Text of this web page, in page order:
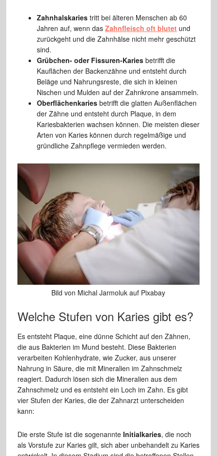
Zahnhalskariestritt bei älteren Menschen ab 60
Jahren auf, wenn das Zahnfleisch oft blutetund
zurückgeht und die Zahnhälse nicht mehr geschützt
sind.
Grübchen- oder Fissuren-Kariesbetrifft die
Kauflächen der Backenzähne und entsteht durch
Beläge und Nahrungsreste, die sich in kleinen
Nischen und Mulden auf der Zahnkrone ansammeln.
Oberflächenkariesbetrifft die glatten Außenflächen
der Zähne und entsteht durch Plaque, in dem
Kariesbakterien wachsen können. Die meisten dieser
Arten von Karies können durch regelmäßige und
gründliche Zahnpflege vermieden werden.
Bild von Michal Jarmoluk auf Pixabay
Welche Stufen von Karies gibt es?
Es entsteht Plaque, eine dünne Schicht auf den Zähnen,
die aus Bakterien im Mund besteht. Diese Bakterien
verarbeiten Kohlenhydrate, wie Zucker, aus unserer
Nahrung in Säure, die mit Mineralien im Zahnschmelz
reagiert. Dadurch lösen sich die Mineralien aus dem
Zahnschmelz und es entsteht ein Loch im Zahn. Es gibt
vier Stufen der Karies, die der Zahnarzt unterscheiden
kann:
Die erste Stufe ist die sogenannte Initialkaries, die noch
als Vorstufe zur Karies gilt, sich aber unbehandelt zu Karies